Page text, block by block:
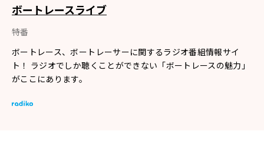
ボートレースライブ
特番
ボートレース、ボートレーサーに関するラジオ番組情報サイ
ト！ ラジオでしか聴くことができない「ボートレースの魅力」
がここにあります。